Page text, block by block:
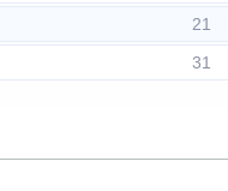
21
31